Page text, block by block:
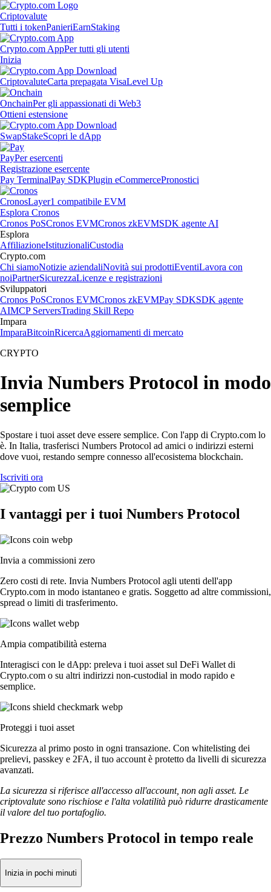
Criptovalute
Tutti i tokenPanieriEarnStaking
Crypto.com AppPer tutti gli utenti
Inizia
CriptovaluteCarta prepagata VisaLevel Up
OnchainPer gli appassionati di Web3
Ottieni estensione
SwapStakeScopri le dApp
PayPer esercenti
Registrazione esercente
Pay TerminalPay SDKPlugin eCommercePronostici
CronosLayer1 compatibile EVM
Esplora Cronos
Cronos PoSCronos EVMCronos zkEVMSDK agente AI
Esplora
AffiliazioneIstituzionaliCustodia
Crypto.com
Chi siamoNotizie aziendaliNovità sui prodottiEventiLavora con
noiPartnerSicurezzaLicenze e registrazioni
Sviluppatori
Cronos PoSCronos EVMCronos zkEVMPay SDKSDK agente
AIMCP ServersTrading Skill Repo
Impara
ImparaBitcoinRicercaAggiornamenti di mercato
CRYPTO
Invia Numbers Protocol in modo
semplice
Spostare i tuoi asset deve essere semplice. Con l'app di Crypto.com lo
è. In Italia, trasferisci Numbers Protocol ad amici o indirizzi esterni
dove vuoi, restando sempre connesso all'ecosistema blockchain.
Iscriviti ora
I vantaggi per i tuoi Numbers Protocol
Invia a commissioni zero
Zero costi di rete. Invia Numbers Protocol agli utenti dell'app
Crypto.com in modo istantaneo e gratis. Soggetto ad altre commissioni,
spread o limiti di trasferimento.
Ampia compatibilità esterna
Interagisci con le dApp: preleva i tuoi asset sul DeFi Wallet di
Crypto.com o su altri indirizzi non-custodial in modo rapido e
semplice.
Proteggi i tuoi asset
Sicurezza al primo posto in ogni transazione. Con whitelisting dei
prelievi, passkey e 2FA, il tuo account è protetto da livelli di sicurezza
avanzati.
La sicurezza si riferisce all'accesso all'account, non agli asset. Le
criptovalute sono rischiose e l'alta volatilità può ridurre drasticamente
il valore del tuo portafoglio.
Prezzo Numbers Protocol in tempo reale
Inizia in pochi minuti